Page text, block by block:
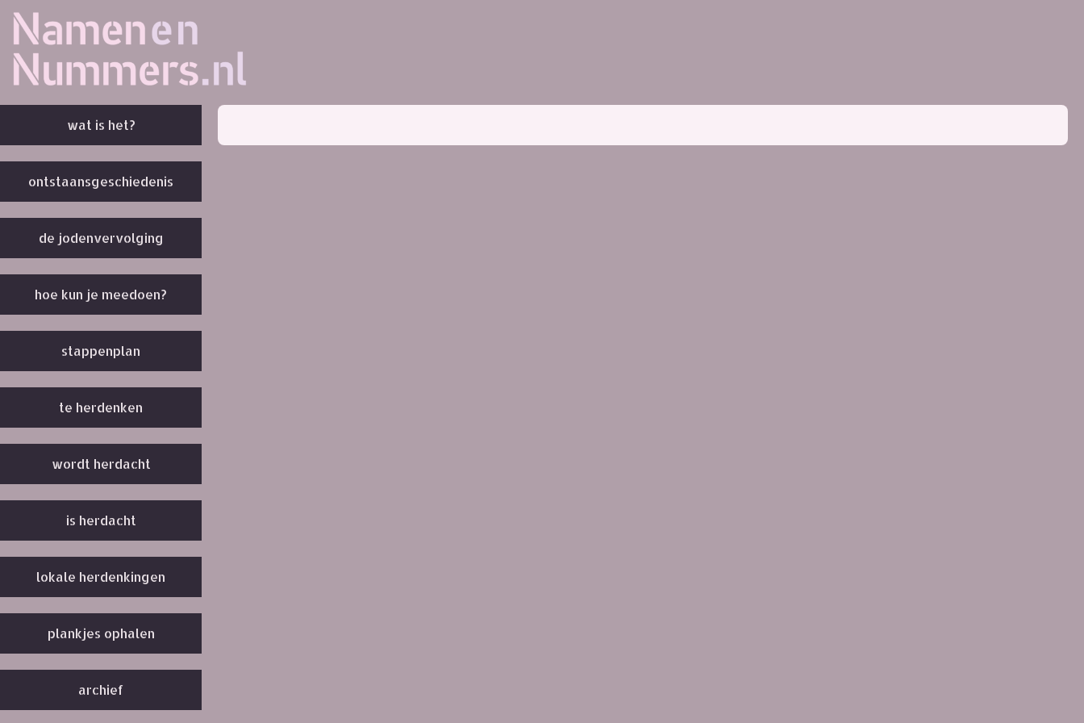
wat is het?
ontstaansgeschiedenis
de jodenvervolging
hoe kun je meedoen?
stappenplan
te herdenken
wordt herdacht
is herdacht
lokale herdenkingen
plankjes ophalen
archief